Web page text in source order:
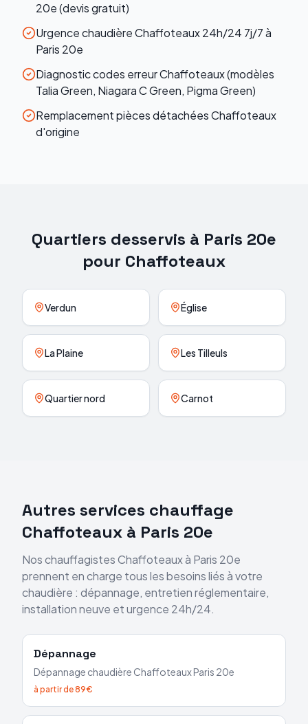
20e (devis gratuit)
Urgence chaudière Chaffoteaux 24h/24 7j/7 à
Paris 20e
Diagnostic codes erreur Chaffoteaux (modèles
Talia Green, Niagara C Green, Pigma Green)
Remplacement pièces détachées Chaffoteaux
d'origine
Quartiers desservis à Paris 20e
pour Chaffoteaux
Verdun Église
La Plaine Les Tilleuls
Quartier nord Carnot
Autres services chauffage
Chaffoteaux à Paris 20e
Nos chauffagistesChaffoteauxà Paris 20e
prennent en charge tous les besoins liés à votre
chaudière : dépannage, entretien réglementaire,
installation neuve et urgence 24h/24.
Dépannage
Dépannage chaudière ChaffoteauxParis 20e
à partir de 89€